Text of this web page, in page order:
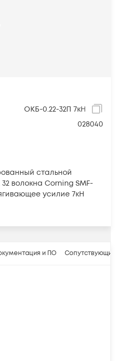
ОКБ-0.22-32П 7кН
028040
стальной
волокна Corning SMF-
усилие 7кН
и ПО